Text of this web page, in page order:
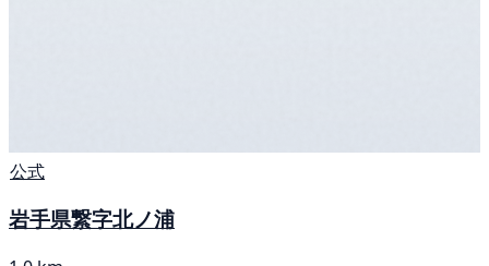
公式
岩手県繋字北ノ浦